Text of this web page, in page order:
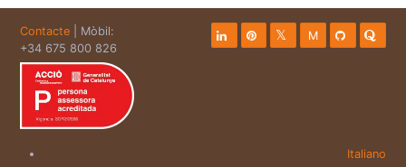
Contacte | Mòbil:
+34 675 800 826
M
Italiano